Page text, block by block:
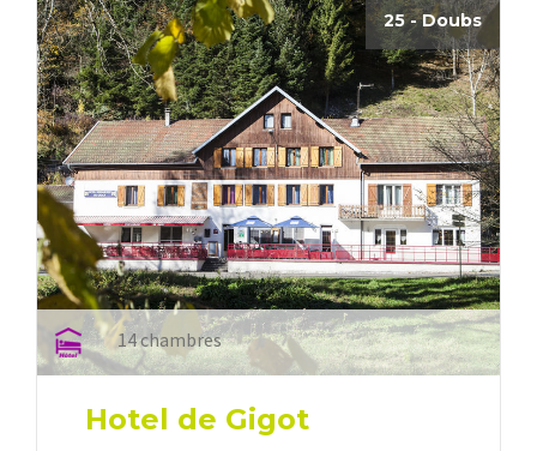
25 - Doubs
14 chambres
Hotel de Gigot